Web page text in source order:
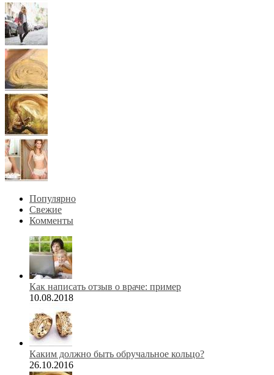
Популярно
Свежие
Комменты
Как написать отзыв о враче: пример
10.08.2018
Каким должно быть обручальное кольцо?
26.10.2016